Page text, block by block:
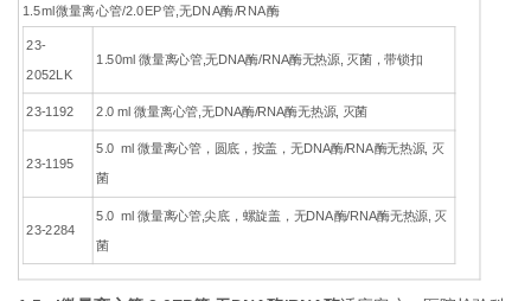
1.5ml微量离心管/2.0EP管,无DNA酶/RNA酶
23-
2052LK
1.50ml 微量离心管,无DNA酶/RNA酶无热源, 灭菌，带锁扣
23-1192 2.0 ml 微量离心管,无DNA酶/RNA酶无热源, 灭菌
23-1195
5.0 ml 微量离心管，圆底，按盖，无DNA酶/RNA酶无热源, 灭
菌
23-2284
5.0 ml 微量离心管,尖底，螺旋盖，无DNA酶/RNA酶无热源, 灭
菌